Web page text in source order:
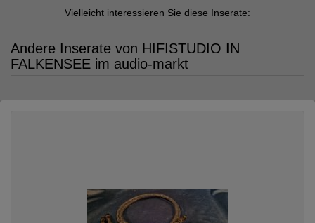
Vielleicht interessieren Sie diese Inserate:
Andere Inserate von HIFISTUDIO IN
FALKENSEE im audio-markt